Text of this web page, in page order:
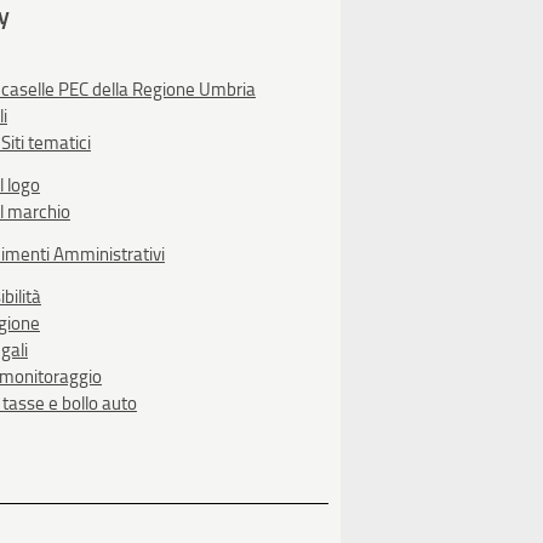
PEC della Regione Umbria
tematici
logo
marchio
Amministrativi
e bollo auto